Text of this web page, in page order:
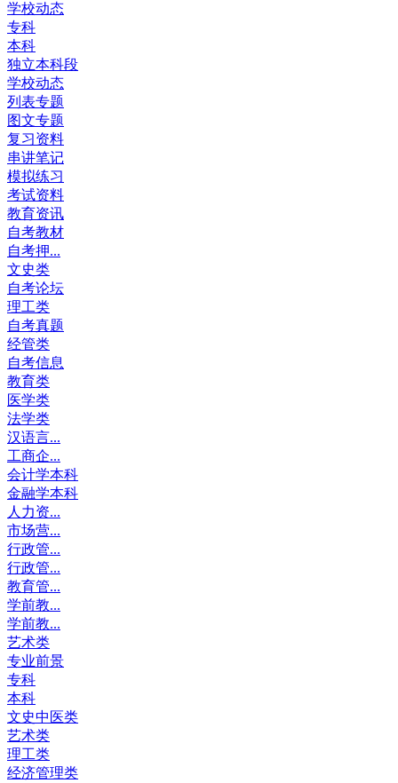
学校动态
专科
本科
独立本科段
学校动态
列表专题
图文专题
复习资料
串讲笔记
模拟练习
考试资料
教育资讯
自考教材
自考押...
文史类
自考论坛
理工类
自考真题
经管类
自考信息
教育类
医学类
法学类
汉语言...
工商企...
会计学本科
金融学本科
人力资...
市场营...
行政管...
行政管...
教育管...
学前教...
学前教...
艺术类
专业前景
专科
本科
文史中医类
艺术类
理工类
经济管理类